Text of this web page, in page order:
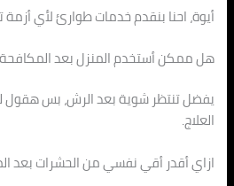
أيوة، احنا بنقدم خدمات طوارئ لأي
هل ممكن أستخدم المنزل بعد
يفضل تنتظر شوية بعد الرش، بس هقول
العلاج.
ازاي أقدر أقي نفسي من الحشرات بعد